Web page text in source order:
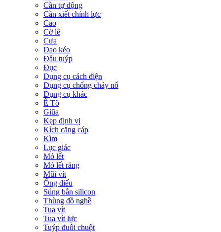
Cần tự động
Cần xiết chỉnh lực
Cảo
Cờ lê
Cưa
Dao kéo
Đầu tuýp
Đục
Dụng cụ cách điện
Dụng cụ chống cháy nổ
Dụng cụ khác
Ê Tô
Giũa
Kẹp định vị
Kích căng cáp
Kìm
Lục giác
Mỏ lết
Mỏ lết răng
Mũi vít
Ống điếu
Súng bắn silicon
Thùng đồ nghề
Tua vít
Tua vít lực
Tuýp đuôi chuột